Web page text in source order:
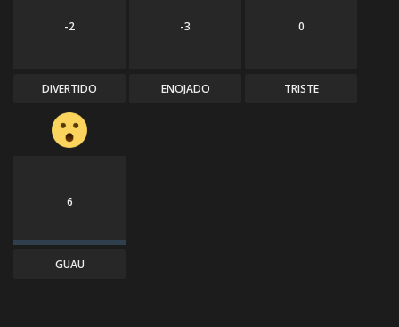
-2
DIVERTIDO
-3
ENOJADO
0
TRISTE
6
GUAU